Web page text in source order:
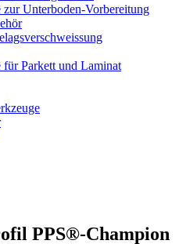
Unterboden-Vorbereitung
für Parkett und Laminat
PPS®-Champion